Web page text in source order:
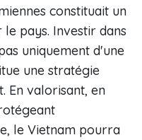
constituait un
pays. Investir dans
uniquement d'une
une stratégie
En valorisant, en
le Vietnam pourra